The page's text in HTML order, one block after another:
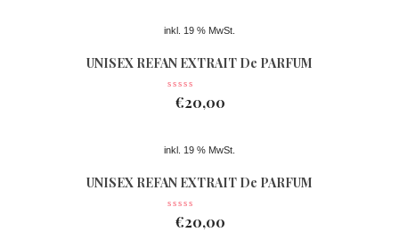
inkl. 19 % MwSt.
UNISEX REFAN EXTRAIT De PARFUM
Nr 077
€20,00
inkl. 19 % MwSt.
UNISEX REFAN EXTRAIT De PARFUM
Nr 361
€20,00